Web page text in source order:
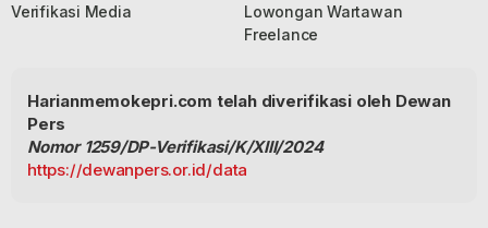
Verifikasi Media
Lowongan Wartawan
Freelance
Harianmemokepri.com telah diverifikasi oleh Dewan
Pers
Nomor 1259/DP-Verifikasi/K/XIII/2024
https://dewanpers.or.id/data